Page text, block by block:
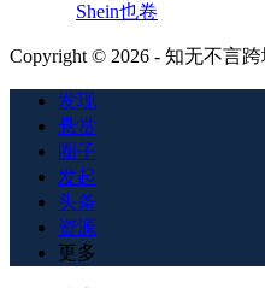
Shein也卷
Copyright © 2026 - 知无不言
发现
悬赏
圈子
发起
头条
资源
更多